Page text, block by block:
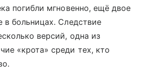
погибли мгновенно, ещё двое
в больницах. Следствие
версий, одна из
«крота» среди тех, кто